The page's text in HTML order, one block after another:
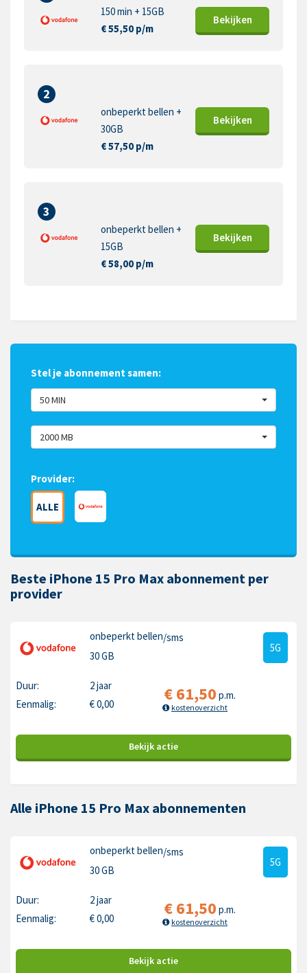
150 min + 15GB
€ 55,50 p/m
Bekijken
2
onbeperkt bellen +
30GB
€ 57,50 p/m
Bekijken
3
onbeperkt bellen +
15GB
€ 58,00 p/m
Bekijken
Stel je abonnement samen:
50 MIN
2000 MB
Provider:
ALLE
Beste iPhone 15 Pro Max abonnement per
provider
onbeperkt bellen/sms
30 GB
5G
Duur:
2 jaar
Eenmalig:
€0,00 €61,50 p.m.
kostenoverzicht
Bekijk actie
Alle iPhone 15 Pro Max abonnementen
onbeperkt bellen/sms
30 GB
5G
Duur:
2 jaar
Eenmalig:
€0,00 €61,50 p.m.
kostenoverzicht
Bekijk actie